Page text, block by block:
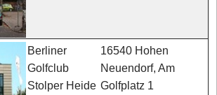
Berliner
Golfclub
Stolper Heide
16540 Hohen
Neuendorf, Am
Golfplatz 1